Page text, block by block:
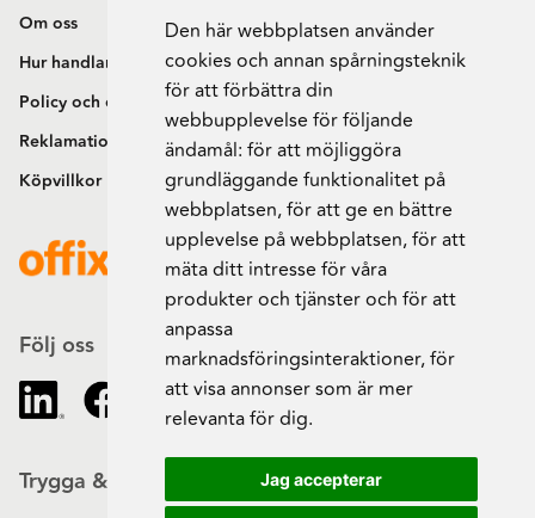
Den här webbplatsen använder
cookies och annan spårningsteknik
för att förbättra din
webbupplevelse för följande
ändamål: för att möjliggöra
grundläggande funktionalitet på
webbplatsen,för att ge en bättre
upplevelse på webbplatsen,för att
mäta ditt intresse för våra
produkter och tjänster och för att
anpassa
marknadsföringsinteraktioner,för
att visa annonser som är mer
relevanta för dig.
Jag accepterar
Om oss
Hur handlar jag?
Policy och cookies
Reklamation och retur
Köpvillkor
Följ oss
Trygga & säkra beställningar